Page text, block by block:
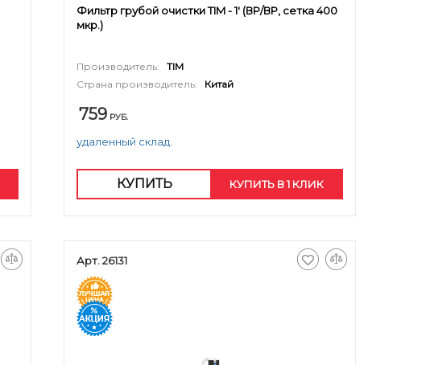
Фильтр грубой очистки TIM - 1' (ВР/ВР, сетка 400
мкр.)
Производитель:
TIM
Страна производитель:
Китай
759 РУБ.
удаленный склад.
КУПИТЬ КУПИТЬ В 1 КЛИК
Арт. 26131